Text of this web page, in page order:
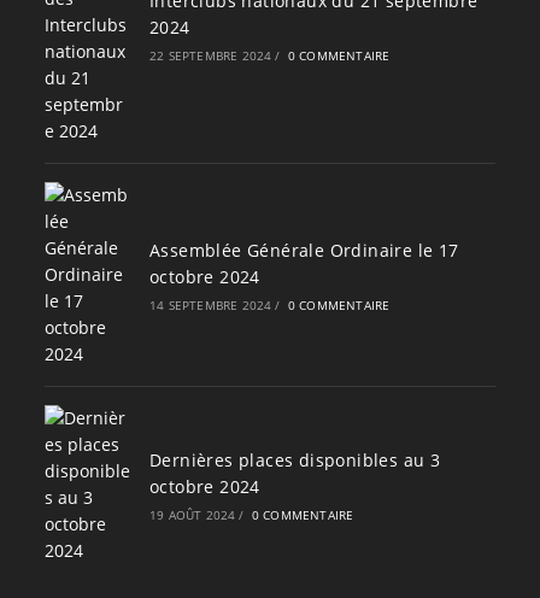
2024
22 SEPTEMBRE 2024 / 0 COMMENTAIRE
Assemblée Générale Ordinaire le 17
octobre 2024
14 SEPTEMBRE 2024 / 0 COMMENTAIRE
Dernières places disponibles au 3
octobre 2024
19 AOÛT 2024 / 0 COMMENTAIRE